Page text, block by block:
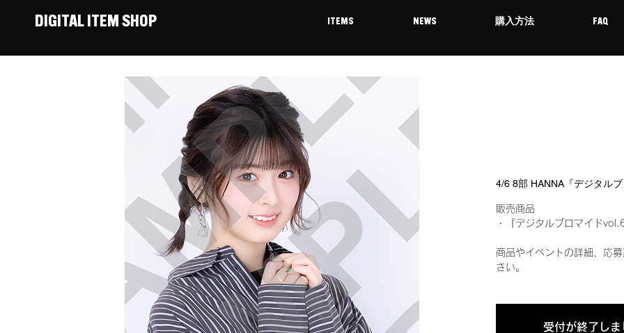
DIGITAL ITEM SHOP ITEMS NEWS 購入方法 FAQ
4/6 8部 HANNA『デジタル
販売商品
・『デジタルブロマイド
商品やイベントの詳細、応
さい。
受付が終了しま